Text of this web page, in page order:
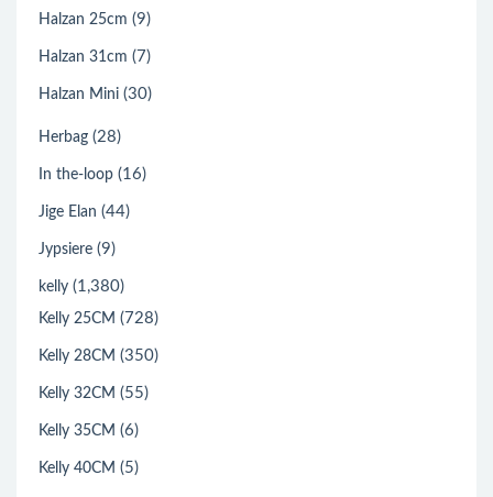
Halzan 25cm (9)
Halzan 31cm (7)
Halzan Mini (30)
Herbag (28)
In the-loop (16)
Jige Elan (44)
Jypsiere (9)
kelly (1,380)
Kelly 25CM (728)
Kelly 28CM (350)
Kelly 32CM (55)
Kelly 35CM (6)
Kelly 40CM (5)